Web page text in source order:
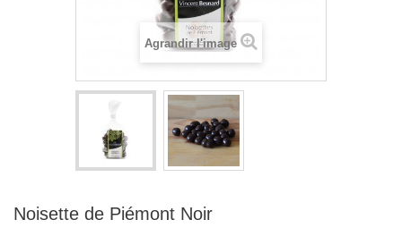
Agrandir l'image
Noisette de Piémont Noir